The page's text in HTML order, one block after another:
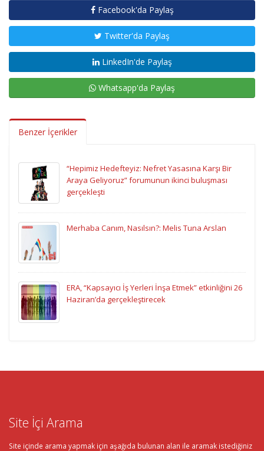
Facebook'da Paylaş
Twitter'da Paylaş
LinkedIn'de Paylaş
Whatsapp'da Paylaş
Benzer İçerikler
“Hepimiz Hedefteyiz: Nefret Yasasına Karşı Bir
Araya Geliyoruz” forumunun ikinci buluşması
gerçekleşti
Merhaba Canım, Nasılsın?: Melis Tuna Arslan
ERA, “Kapsayıcı İş Yerleri İnşa Etmek” etkinliğini 26
Haziran’da gerçekleştirecek
Site İçi Arama
Site içinde arama yapmak için aşağıda bulunan alan ile aramak istediğiniz